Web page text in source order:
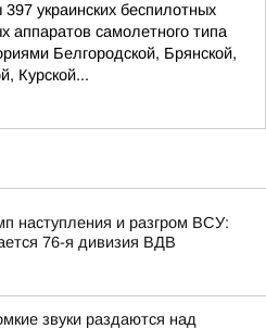
украинских беспилотных
аппаратов самолетного типа
Белгородской, Брянской,
Курской...
наступления и разгром ВСУ:
76-я дивизия ВДВ
звуки раздаются над